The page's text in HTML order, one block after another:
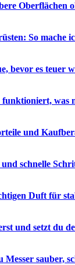
Oberflächen
So mache
bevor es teuer
was
und
schnelle
Duft für
und setzt du
Messer sauber,